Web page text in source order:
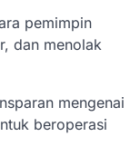
pemimpin
dan menolak
mengenai
beroperasi